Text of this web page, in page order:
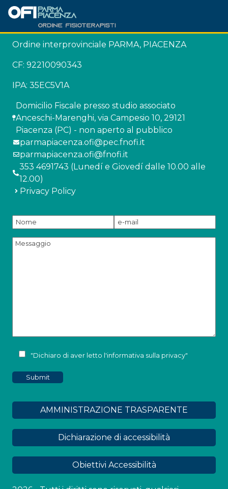
Ordine interprovinciale PARMA, PIACENZA
CF: 92210090343
IPA: 35EC5V1A
Domicilio Fiscale presso studio associato
Anceschi-Marenghi, via Campesio 10, 29121
Piacenza (PC) - non aperto al pubblico
parmapiacenza.ofi@pec.fnofi.it
parmapiacenza.ofi@fnofi.it
353 4691743 (Lunedí e Giovedí dalle 10.00 alle
12.00)
Privacy Policy
"Dichiaro di aver letto l'informativa sulla privacy"
AMMINISTRAZIONE TRASPARENTE
Dichiarazione di accessibilità
Obiettivi Accessibilità